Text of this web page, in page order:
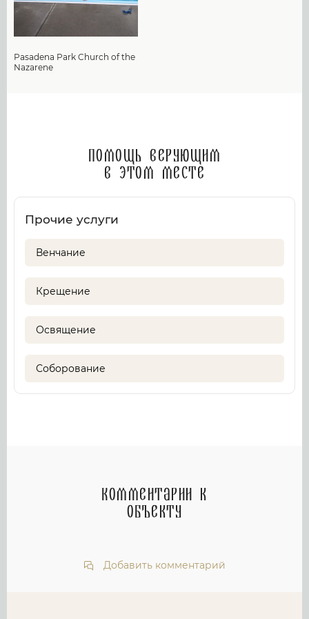
Pasadena Park Church of the
Nazarene
Помощь верующим
в этом месте
Прочие услуги
Венчание
Крещение
Освящение
Соборование
Комментарии к
объекту
Добавить комментарий